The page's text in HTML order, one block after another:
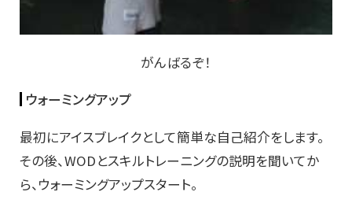
がんばるぞ！
ウォーミングアップ
最初にアイスブレイクとして簡単な自己紹介をします。
その後、WODとスキルトレーニングの説明を聞いてか
ら、ウォーミングアップスタート。